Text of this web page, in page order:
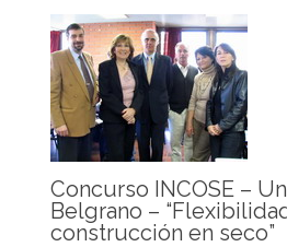
Concurso INCOSE –
Belgrano –
construcción en seco”